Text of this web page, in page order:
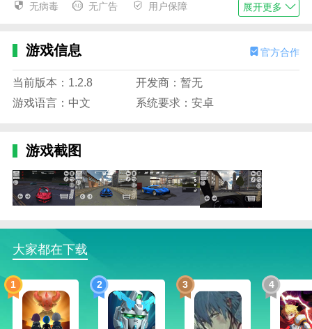
1.游戏采用精致的3D绘画风格构建，为玩家带来酷炫的
2.最真实的3D
赛车是在移动设备上模拟的。
3.拍照模式，与朋友分享你最酷的漂流。
4.多种不同的竞速模式，玩家会在游戏中选择自己喜欢
5.多种定制选项，可更改车身颜色、车身乙烯、边缘型
6.流畅的操作体验为玩家带来令人兴奋的视觉体验。
1.内容量巨大，提供深度游戏时间：
赛事、1500场车辆挑战、6种独特游戏模式、海量车辆
收藏等。单人游戏的内容也会让你玩得永不厌倦!
2.极限多人竞速体验：与多达12名对手进行实时多
人比赛，或在幽灵事件中与朋友比赛!
无病毒 无广告 用户保障 展开更多
游戏信息 官方合作
当前版本：1.2.8
开发商：暂无
游戏语言：中文
系统要求：安卓
游戏截图
大家都在下载
1 2 3 4